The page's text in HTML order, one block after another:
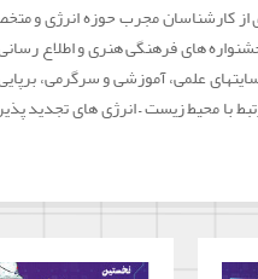
از کارشناسان مجرب حوزه انرژی و
های فرهنگی هنری و اطلاع
علمی، آموزشی و سرگرمی،
با محیط زیست – انرژی های